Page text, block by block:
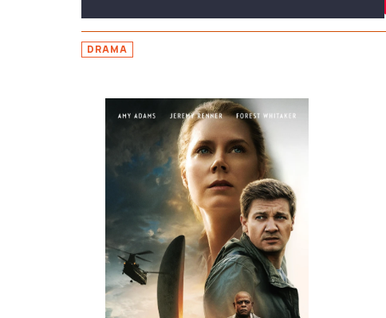
DRAMA